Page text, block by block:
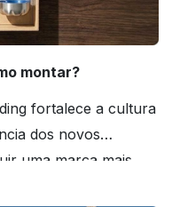
montar?
fortalece a cultura
dos novos
uma marca mais